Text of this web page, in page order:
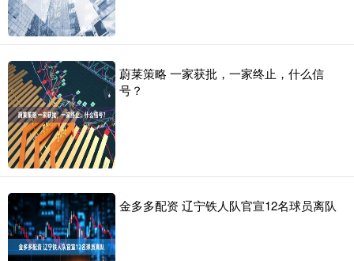
蔚莱策略 一家获批，一家终止，什么信
号？
金多多配资 辽宁铁人队官宣12名球员离队